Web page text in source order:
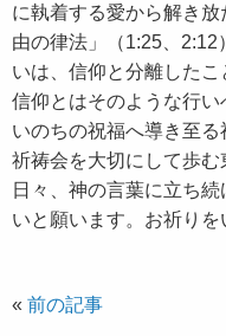
に執着する愛から解き
由の律法」（1:25、
いは、信仰と分離した
信仰とはそのような行
いのちの祝福へ導き至
祈祷会を大切にして歩む
日々、神の言葉に立ち
いと願います。お祈りを
« 前の記事